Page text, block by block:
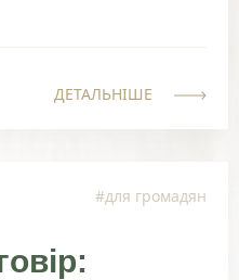
ДЕТАЛЬНІШЕ
#для громадян